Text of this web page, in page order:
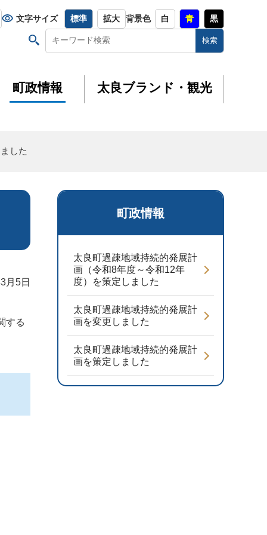
文字サイズ 標準 拡大 背景色 白 青 黒
町政情報 太良ブランド・観光
した
町政情報
太良町過疎地域持続的発展計
画（令和8年度～令和12年
度）を策定しました
太良町過疎地域持続的発展計
画を変更しました
太良町過疎地域持続的発展計
画を策定しました
月5日
する